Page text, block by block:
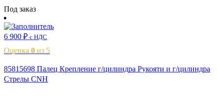
Под заказ
6 900 ₽ с НДС
Оценка 0 из 5
85815698 Палец Крепление г/цилиндра Рукояти и г/цилиндра
Стрелы CNH